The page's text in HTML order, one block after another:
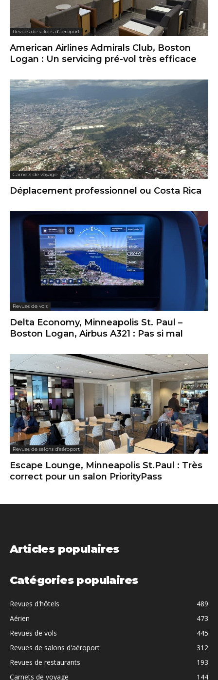
Revues de salons d'aéroport
American Airlines Admirals Club, Boston
Logan : Un servicing pré-vol très efficace
Carnets de voyage
Déplacement professionnel ou Costa Rica
Revues de vols
Delta Economy, Minneapolis St. Paul –
Boston Logan, Airbus A321 : Pas si mal
Revues de salons d'aéroport
Escape Lounge, Minneapolis St.Paul : Très
correct pour un salon PriorityPass
Articles populaires
Catégories populaires
Revues d'hôtels
489
Aérien
473
Revues de vols
445
Revues de salons d'aéroport
312
Revues de restaurants
193
Carnets de voyage
144